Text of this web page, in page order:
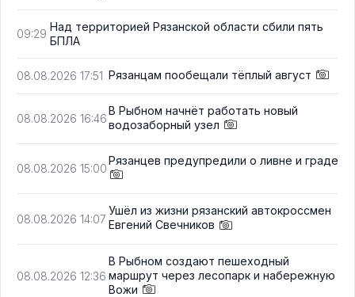
09:29
Над территорией Рязанской области сбили пять
БПЛА
08.08.2026 17:51 Рязанцам пообещали тёплый август
08.08.2026 16:46
В Рыбном начнёт работать новый
водозаборный узел
08.08.2026 15:00
Рязанцев предупредили о ливне и граде
08.08.2026 14:07
Ушёл из жизни рязанский автокроссмен
Евгений Свечников
08.08.2026 12:36
В Рыбном создают пешеходный
маршрут через лесопарк и набережную
Вожи